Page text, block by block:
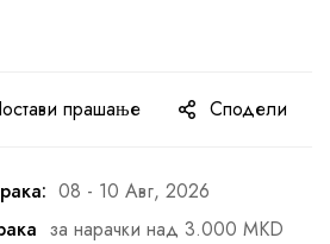
прашање Сподели
08 - 10 Авг, 2026
за нарачки над 3.000 MKD